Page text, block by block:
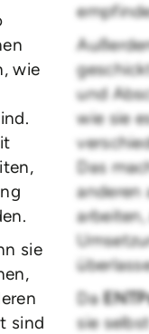
wie
sie
sind
und
wie sie
Das
anderen
Da
sie